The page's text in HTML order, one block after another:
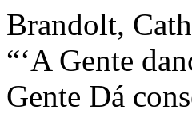
Brandolt,
“‘A Gente
Gente Dá